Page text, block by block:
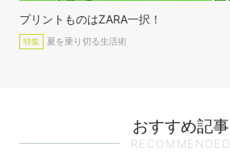
プリントものはZARA一択！
特集 夏を乗り切る生活術
おすすめ記事
RECOMMENDED